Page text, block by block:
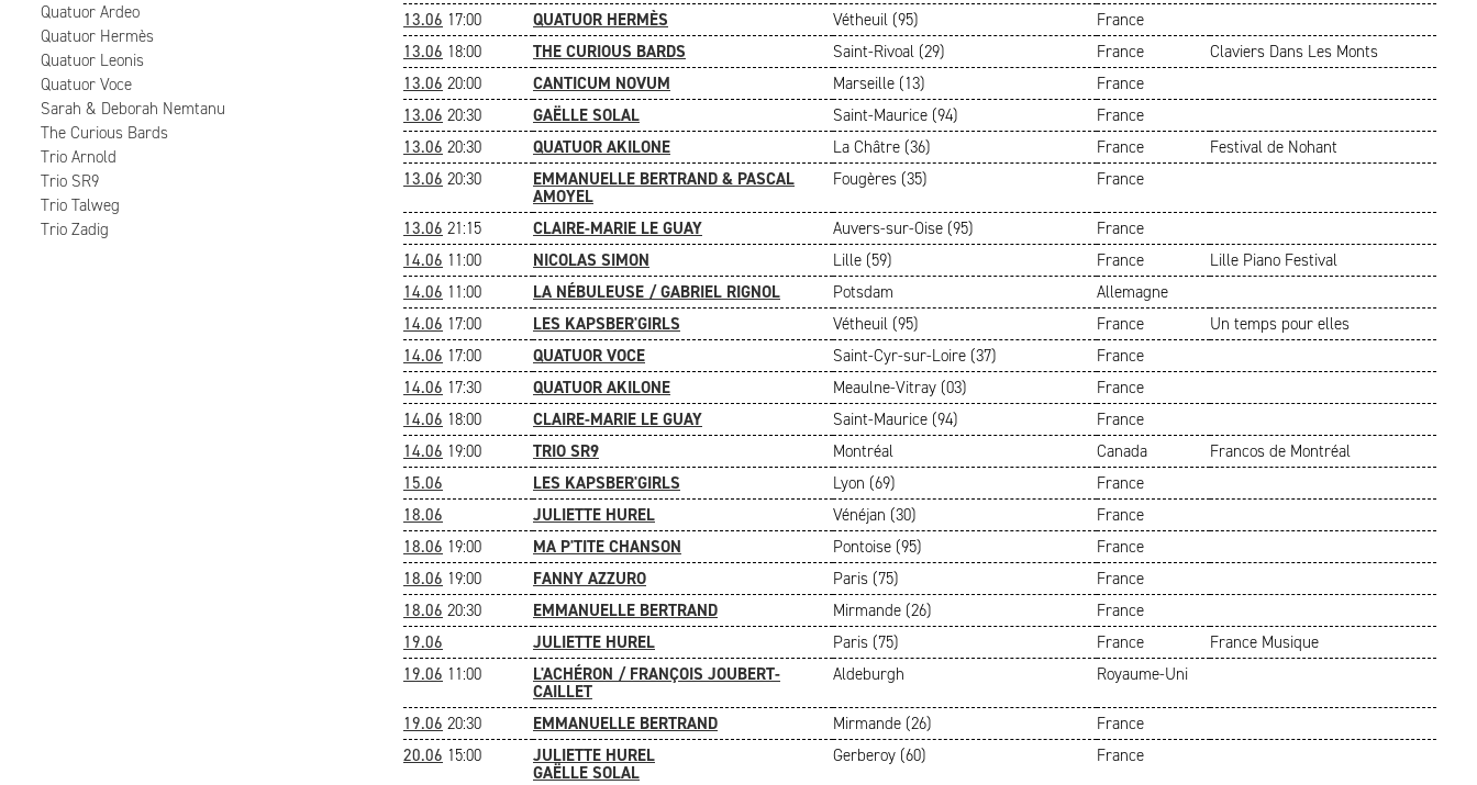
Quatuor Ardeo
Quatuor Hermès
Quatuor Leonis
Quatuor Voce
Sarah & Deborah Nemtanu
The Curious Bards
Trio Arnold
Trio SR9
Trio Talweg
Trio Zadig
13.06 17:00 QUATUOR HERMÈS Vétheuil (95)
France
13.06 18:00 THE CURIOUS BARDS Saint-Rivoal (29) France
Claviers Dans Les Monts
13.06 20:00 CANTICUM NOVUM Marseille (13)
France
13.06 20:30 GAËLLE SOLAL Saint-Maurice (94)
France
13.06 20:30 QUATUOR AKILONE La Châtre (36) France
Festival de Nohant
13.06 20:30
EMMANUELLE BERTRAND & PASCAL
AMOYEL
Fougères (35) France
13.06 21:15 CLAIRE-MARIE LE GUAY Auvers-sur-Oise (95)
France
14.06 11:00 NICOLAS SIMON Lille (59) France
Lille Piano Festival
14.06 11:00 LA NÉBULEUSE / GABRIEL RIGNOL Potsdam
Allemagne
14.06 17:00 LES KAPSBER'GIRLS Vétheuil (95) France
Un temps pour elles
14.06 17:00 QUATUOR VOCE Saint-Cyr-sur-Loire (37)
France
14.06 17:30 QUATUOR AKILONE Meaulne-Vitray (03)
France
14.06 18:00 CLAIRE-MARIE LE GUAY Saint-Maurice (94)
France
14.06 19:00 TRIO SR9 Montréal Canada
Francos de Montréal
15.06
LES KAPSBER'GIRLS Lyon (69)
France
18.06
JULIETTE HUREL Vénéjan (30)
France
18.06 19:00 MA P'TITE CHANSON Pontoise (95)
France
18.06 19:00 FANNY AZZURO Paris (75)
France
18.06 20:30 EMMANUELLE BERTRAND Mirmande (26)
France
19.06
JULIETTE HUREL Paris (75) France
France Musique
19.06 11:00
L'ACHÉRON / FRANÇOIS JOUBERT-
CAILLET
Aldeburgh Royaume-Uni
19.06 20:30 EMMANUELLE BERTRAND Mirmande (26)
France
20.06 15:00
JULIETTE HUREL
GAËLLE SOLAL
Gerberoy (60) France